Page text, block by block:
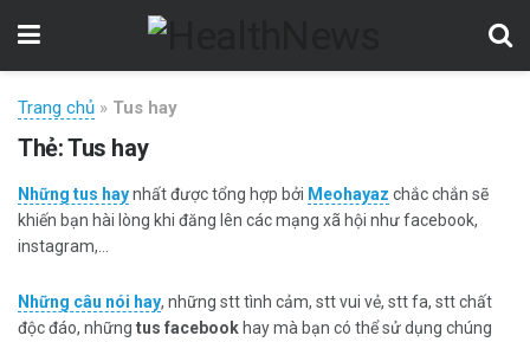
Trang chủ » Tus hay
Thẻ:Tus hay
Những tus haynhất được tổng hợp bởi Meohayaz chắc chắn sẽ
khiến bạn hài lòng khi đăng lên các mạng xã hội như facebook,
instagram,…
Những câu nói hay, những stt tình cảm, stt vui vẻ, stt fa, stt chất
độc đáo, những tus facebookhay mà bạn có thể sử dụng chúng